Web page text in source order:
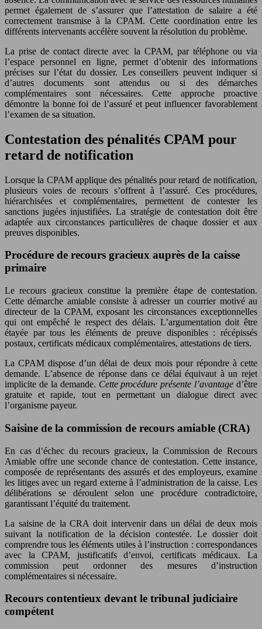
permet également de s’assurer que l’attestation de salaire a été
correctement transmise à la CPAM. Cette coordination entre les
différents intervenants accélère souvent la résolution du problème.
La prise de contact directe avec la CPAM, par téléphone ou via
l’espace personnel en ligne, permet d’obtenir des informations
précises sur l’état du dossier. Les conseillers peuvent indiquer si
d’autres documents sont attendus ou si des démarches
complémentaires sont nécessaires. Cette approche proactive
démontre la bonne foi de l’assuré et peut influencer favorablement
l’examen de sa situation.
Contestation des pénalités CPAM pour
retard de notification
Lorsque la CPAM applique des pénalités pour retard de notification,
plusieurs voies de recours s’offrent à l’assuré. Ces procédures,
hiérarchisées et complémentaires, permettent de contester les
sanctions jugées injustifiées. La stratégie de contestation doit être
adaptée aux circonstances particulières de chaque dossier et aux
preuves disponibles.
Procédure de recours gracieux auprès de la caisse
primaire
Le recours gracieux constitue la première étape de contestation.
Cette démarche amiable consiste à adresser un courrier motivé au
directeur de la CPAM, exposant les circonstances exceptionnelles
qui ont empêché le respect des délais. L’argumentation doit être
étayée par tous les éléments de preuve disponibles : récépissés
postaux, certificats médicaux complémentaires, attestations de tiers.
La CPAM dispose d’un délai de deux mois pour répondre à cette
demande. L’absence de réponse dans ce délai équivaut à un rejet
implicite de la demande. Cette procédure présente l’avantage d’être
gratuite et rapide, tout en permettant un dialogue direct avec
l’organisme payeur.
Saisine de la commission de recours amiable (CRA)
En cas d’échec du recours gracieux, la Commission de Recours
Amiable offre une seconde chance de contestation. Cette instance,
composée de représentants des assurés et des employeurs, examine
les litiges avec un regard externe à l’administration de la caisse. Les
délibérations se déroulent selon une procédure contradictoire,
garantissant l’équité du traitement.
La saisine de la CRA doit intervenir dans un délai de deux mois
suivant la notification de la décision contestée. Le dossier doit
comprendre tous les éléments utiles à l’instruction : correspondances
avec la CPAM, justificatifs d’envoi, certificats médicaux. La
commission peut ordonner des mesures d’instruction
complémentaires si nécessaire.
Recours contentieux devant le tribunal judiciaire
compétent